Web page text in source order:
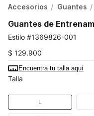
Accesorios Guantes
Guantes de
1369826-001
$ 129.900
Encuentra tu talla aquí
Talla
L